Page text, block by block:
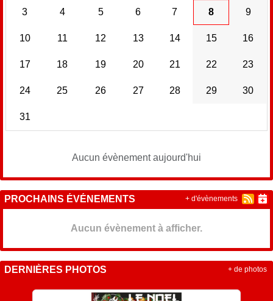
3 4 5 6 7 8 9
10 11 12 13 14 15 16
17 18 19 20 21 22 23
24 25 26 27 28 29 30
31
Aucun évènement aujourd'hui
PROCHAINS ÉVÉNEMENTS
Aucun évènement à afficher.
+ d'évènements
DERNIÈRES PHOTOS + de photos